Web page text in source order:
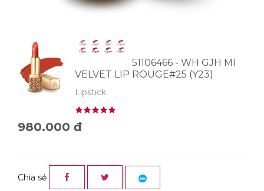
51106466 - WH GJH MI
VELVET LIP ROUGE#25 (Y23)
Lipstick
980.000 đ
Chia sẻ